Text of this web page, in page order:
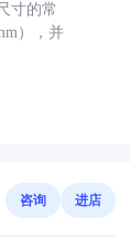
寸的常
），并
咨询 进店